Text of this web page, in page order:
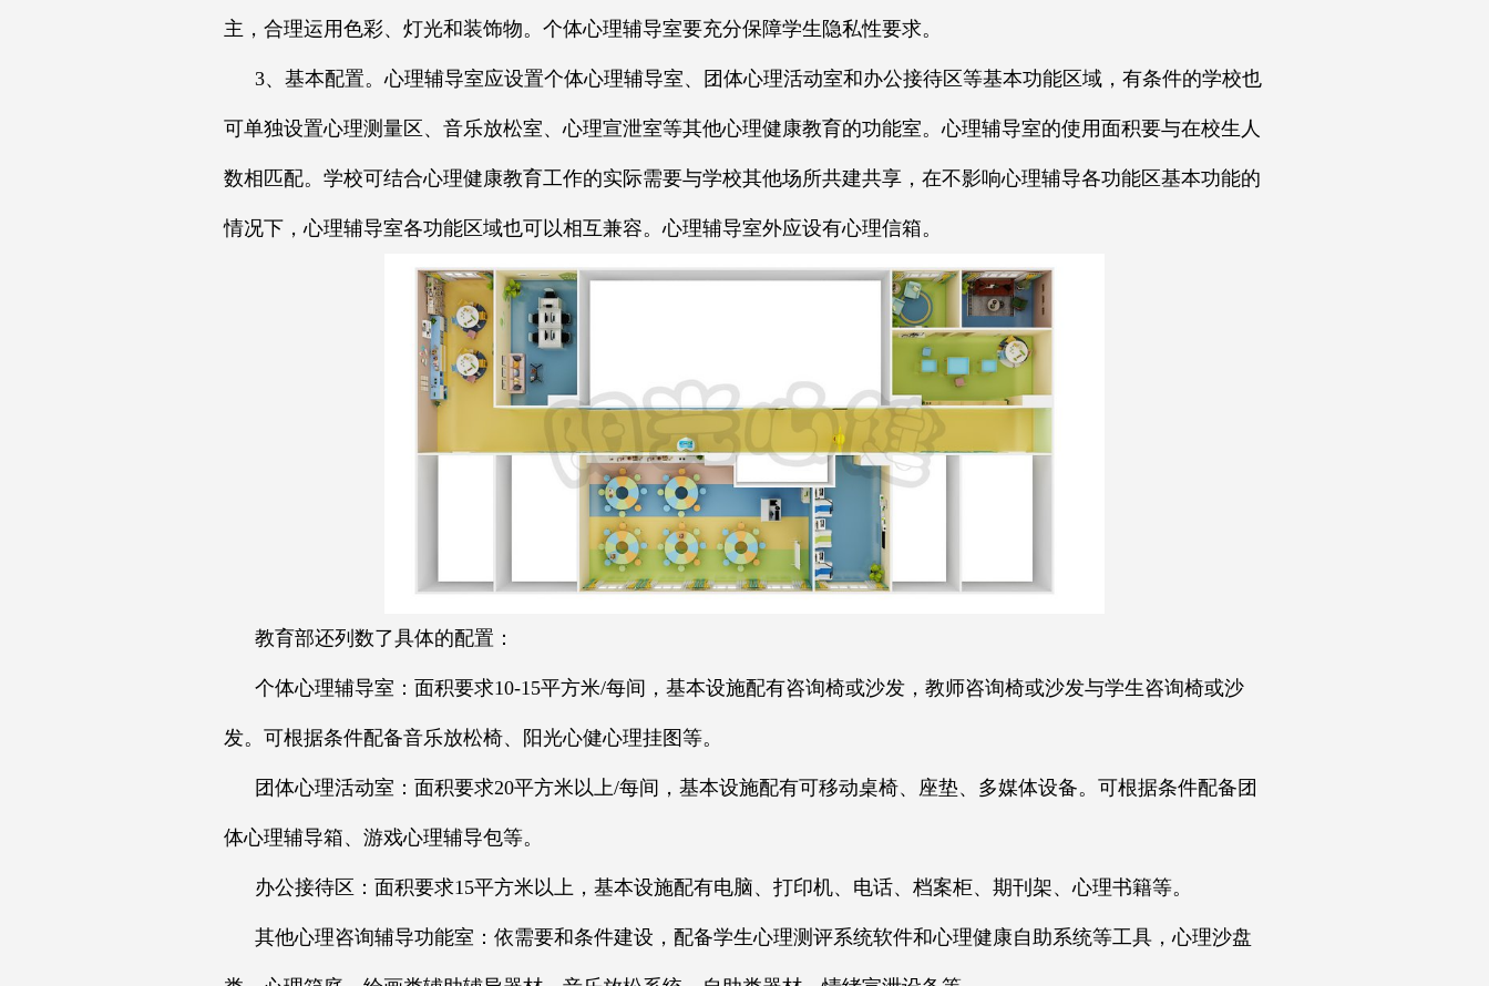
主，合理运用色彩、灯光和装饰物。个体心理辅导室要充分保障学生隐私性要求。
3、基本配置。心理辅导室应设置个体心理辅导室、团体心理活动室和办公接待区等基本功能区域，有条件的学校也
可单独设置心理测量区、音乐放松室、心理宣泄室等其他心理健康教育的功能室。心理辅导室的使用面积要与在校生人
数相匹配。学校可结合心理健康教育工作的实际需要与学校其他场所共建共享，在不影响心理辅导各功能区基本功能的
情况下，心理辅导室各功能区域也可以相互兼容。心理辅导室外应设有心理信箱。
教育部还列数了具体的配置：
个体心理辅导室：面积要求10-15平方米/每间，基本设施配有咨询椅或沙发，教师咨询椅或沙发与学生咨询椅或沙
发。可根据条件配备音乐放松椅、阳光心健心理挂图等。
团体心理活动室：面积要求20平方米以上/每间，基本设施配有可移动桌椅、座垫、多媒体设备。可根据条件配备团
体心理辅导箱、游戏心理辅导包等。
办公接待区：面积要求15平方米以上，基本设施配有电脑、打印机、电话、档案柜、期刊架、心理书籍等。
其他心理咨询辅导功能室：依需要和条件建设，配备学生心理测评系统软件和心理健康自助系统等工具，心理沙盘